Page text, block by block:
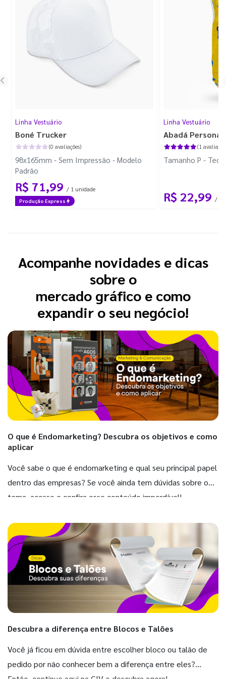
Linha Vestuário
Boné Trucker
(0 avaliações)
98x165mm - Sem Impressão - Modelo
Padrão
R$ 71,99 / 1 unidade
Produção Express
Linha Vestuário
Abadá
(1
Tamanho P -
R$ 22,99 / 1
Acompanhe novidades e dicas
sobre o
mercado gráfico e como
expandir o seu negócio!
O que é Endomarketing? Descubra os objetivos e como
aplicar
Você sabe o que é endomarketing e qual seu principal papel
dentro das empresas? Se você ainda tem dúvidas sobre o
tema, acesse e confira esse conteúdo imperdível!
Descubra a diferença entre Blocos e Talões
Você já ficou em dúvida entre escolher bloco ou talão de
pedido por não conhecer bem a diferença entre eles?
Então, continue aqui na GIV e descubra agora!